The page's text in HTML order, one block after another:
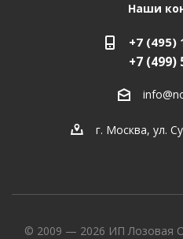
Наши
+7 (495)
+7 (499)
г. Москва, ул.
© 2009 — 2026 ИП Лозовая